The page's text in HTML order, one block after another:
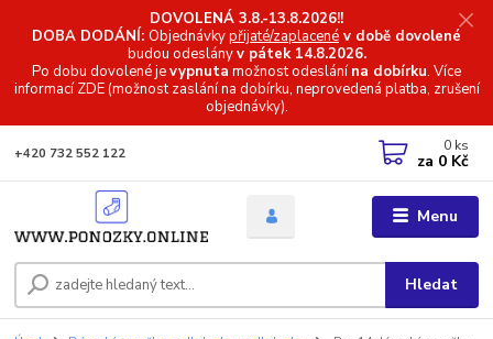
DOVOLENÁ 3.8.-13.8.2026!!
DOBA DODÁNÍ: Objednávkypřijaté/zaplacené v době dovolené
budou odeslányv pátek 14.8.2026.
Po dobu dovolené jevypnuta možnost odeslánína dobírku. Více
informacíZDE (možnost zaslání na dobírku, neprovedená platba, zrušení
objednávky).
Menu
Hledat
+420 732 552 122 0 ks
za 0 Kč